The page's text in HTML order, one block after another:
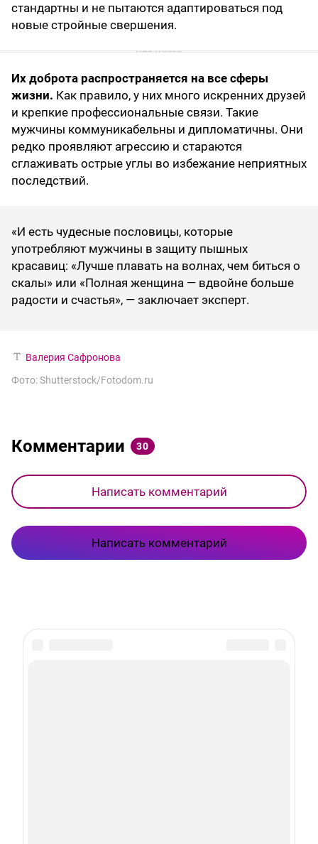
стандартны и не пытаются адаптироваться под
новые стройные свершения.
Их доброта распространяется на все сферы
жизни. Как правило, у них много искренних друзей
и крепкие профессиональные связи. Такие
мужчины коммуникабельны и дипломатичны. Они
редко проявляют агрессию и стараются
сглаживать острые углы во избежание неприятных
последствий.
«И есть чудесные пословицы, которые
употребляют мужчины в защиту пышных
красавиц: «Лучше плавать на волнах, чем биться о
скалы» или «Полная женщина — вдвойне больше
радости и счастья», — заключает эксперт.
Валерия Сафронова
Фото: Shutterstock/Fotodom.ru
Комментарии 30
Написать комментарий
Написать комментарий